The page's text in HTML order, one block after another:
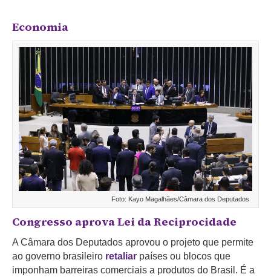
Economia
Foto: Kayo Magalhães/Câmara dos Deputados
Congresso aprova Lei da Reciprocidade
A Câmara dos Deputados aprovou o projeto que permite
ao governo brasileiro retaliar países ou blocos que
imponham barreiras comerciais a produtos do Brasil. É a